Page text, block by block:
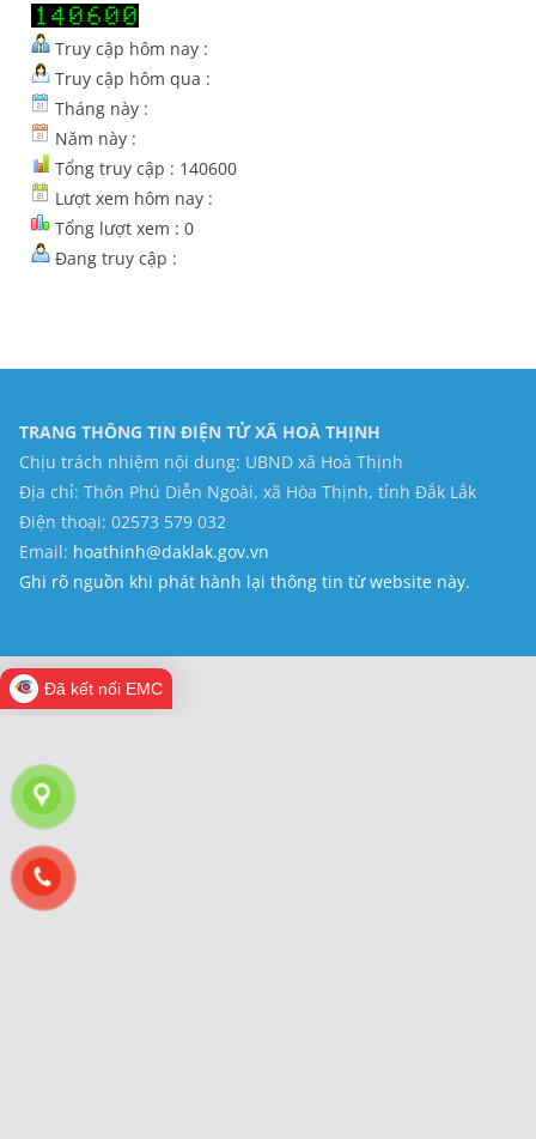
Truy cập hôm nay :
Truy cập hôm qua :
Tháng này :
Năm này :
Tổng truy cập : 140600
Lượt xem hôm nay :
Tổng lượt xem : 0
Đang truy cập :
TRANG THÔNG TIN ĐIỆN TỬ XÃ HOÀ THỊNH
Chịu trách nhiệm nội dung: UBND xã Hoà Thịnh
Địa chỉ: Thôn Phú Diễn Ngoài, xã Hòa Thịnh, tỉnh Đắk Lắk
Điện thoại: 02573 579 032
Email: hoathinh@daklak.gov.vn
Ghi rõ nguồn khi phát hành lại thông tin từ website này.
Đã kết nối EMC